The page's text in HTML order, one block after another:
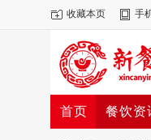
收藏本页 手
首页 餐饮资